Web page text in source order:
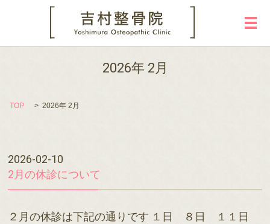
メ
2026年 2月
TOP 2026年 2月
2026-02-10
2月の休診について
２月の休診は下記の通りです １日 ８日 １１日